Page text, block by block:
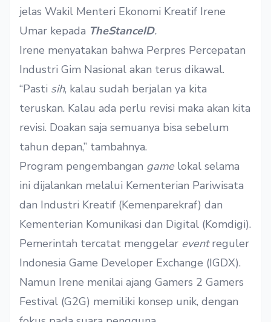
jelas Wakil Menteri Ekonomi Kreatif Irene
Umar kepada TheStanceID.
Irene menyatakan bahwa Perpres Percepatan
Industri Gim Nasional akan terus dikawal.
“Pasti sih, kalau sudah berjalan ya kita
teruskan. Kalau ada perlu revisi maka akan kita
revisi. Doakan saja semuanya bisa sebelum
tahun depan,” tambahnya.
Program pengembangan game lokal selama
ini dijalankan melalui Kementerian Pariwisata
dan Industri Kreatif (Kemenparekraf) dan
Kementerian Komunikasi dan Digital (Komdigi).
Pemerintah tercatat menggelar eventreguler
Indonesia Game Developer Exchange (IGDX).
Namun Irene menilai ajang Gamers 2 Gamers
Festival (G2G) memiliki konsep unik, dengan